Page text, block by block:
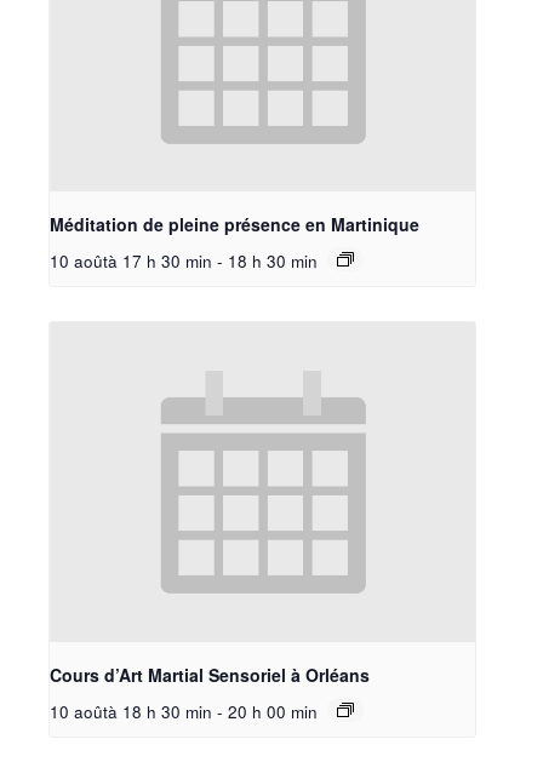
Méditation de pleine présence en Martinique
10 aoûtà 17 h 30 min - 18 h 30 min
Cours d’Art Martial Sensoriel à Orléans
10 aoûtà 18 h 30 min - 20 h 00 min